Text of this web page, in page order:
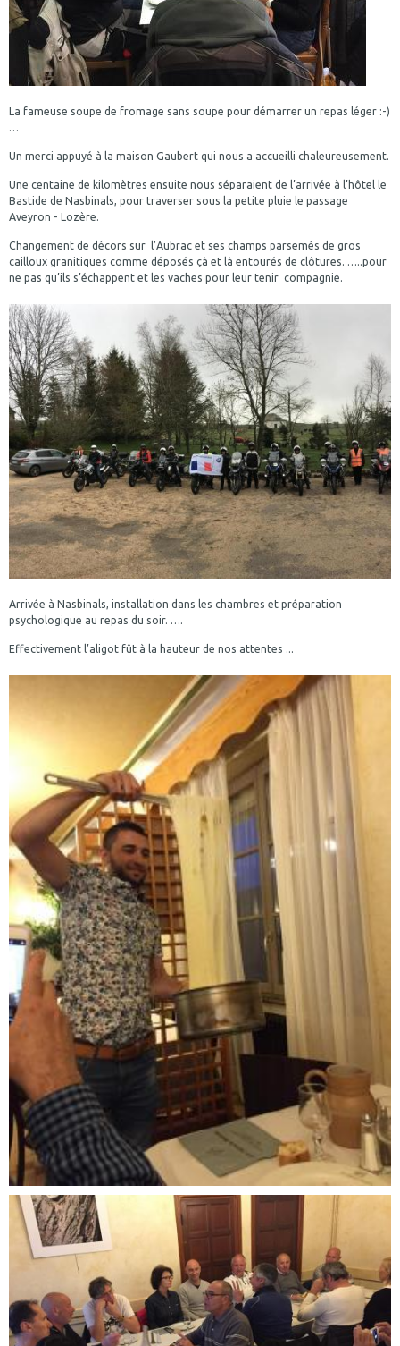
La fameuse soupe de fromage sans soupe pour démarrer un repas léger :-)
…
Un merci appuyé à la maison Gaubert qui nous a accueilli chaleureusement.
Une centaine de kilomètres ensuite nous séparaient de l’arrivée à l’hôtel le
Bastide de Nasbinals, pour traverser sous la petite pluie le passage
Aveyron - Lozère.
Changement de décors sur l’Aubrac et ses champs parsemés de gros
cailloux granitiques comme déposés çà et là entourés de clôtures. …..pour
ne pas qu’ils s’échappent et les vaches pour leur tenir compagnie.
Arrivée à Nasbinals, installation dans les chambres et préparation
psychologique au repas du soir. ….
Effectivement l’aligot fût à la hauteur de nos attentes ...